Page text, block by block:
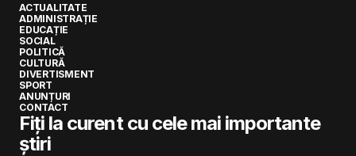
ACTUALITATE
ADMINISTRAȚIE
EDUCAȚIE
SOCIAL
POLITICĂ
CULTURĂ
DIVERTISMENT
SPORT
ANUNȚURI
CONTACT
Fiți la curent cu cele mai importante
știri